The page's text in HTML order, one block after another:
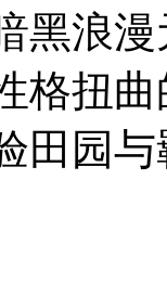
黑浪
格扭
田园